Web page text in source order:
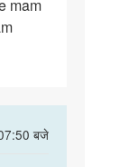
mam
बजे